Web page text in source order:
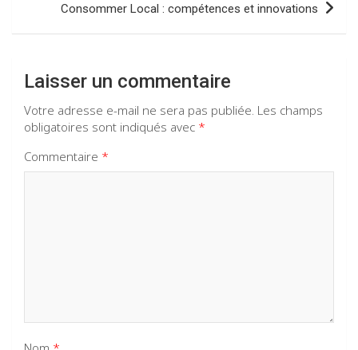
Consommer Local : compétences et innovations
Laisser un commentaire
Votre adresse e-mail ne sera pas publiée. Les champs
obligatoires sont indiqués avec *
Commentaire *